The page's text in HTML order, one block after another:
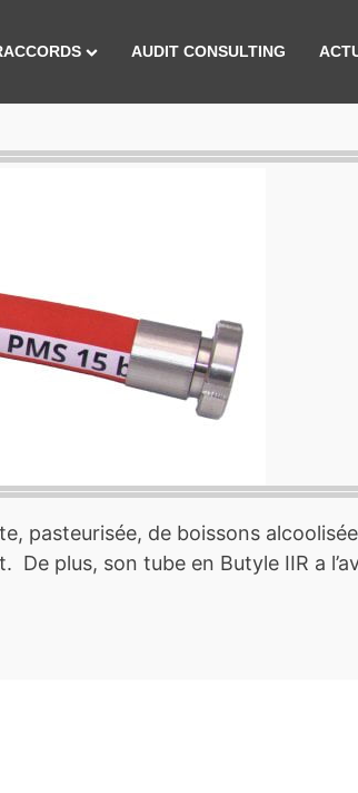
AUDIT CONSULTING
pasteurisée, de boissons
De plus, son tube en Butyle IIR a